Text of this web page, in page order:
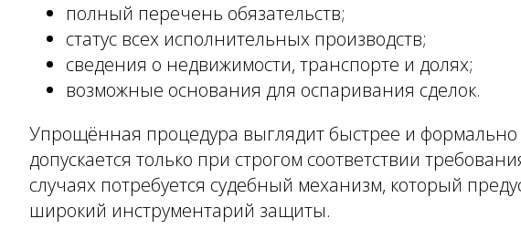
полный перечень обязательств;
статус всех исполнительных производств;
сведения о недвижимости, транспорте и долях;
возможные основания для оспаривания сделок.
Упрощённая процедура выглядит быстрее и
допускается только при строгом соответствии
случаях потребуется судебный механизм, который
широкий инструментарий защиты.